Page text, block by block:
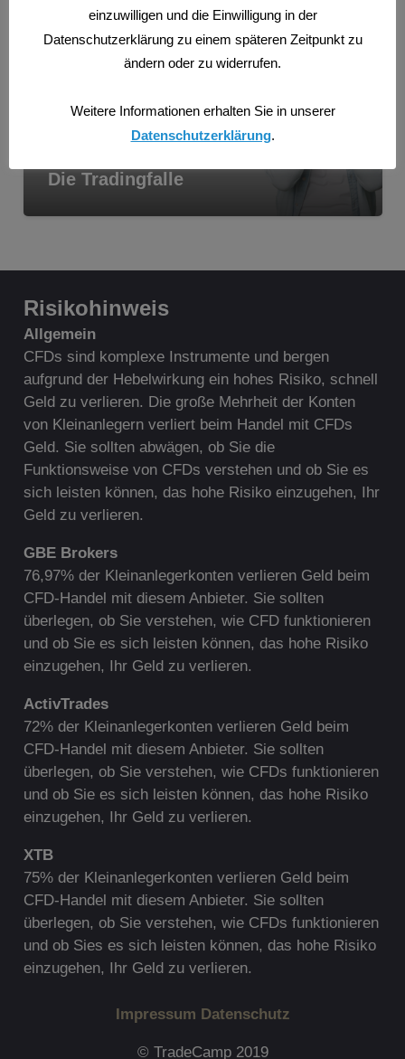
TRADEN NACH MARKTSTRUKTUREN WISSEN
Die Tradingfalle
Risikohinweis
Allgemein
CFDs sind komplexe Instrumente und bergen
aufgrund der Hebelwirkung ein hohes Risiko, schnell
Geld zu verlieren. Die große Mehrheit der Konten
von Kleinanlegern verliert beim Handel mit CFDs
Geld. Sie sollten abwägen, ob Sie die
Funktionsweise von CFDs verstehen und ob Sie es
sich leisten können, das hohe Risiko einzugehen, Ihr
Geld zu verlieren.
G BE Brokers
76,97% der Kleinanlegerkonten verlieren Geld beim
CFD-Handel mit diesem Anbieter. Sie sollten
überlegen, ob Sie verstehen, wie CFD funktionieren
und ob Sie es sich leisten können, das hohe Risiko
einzugehen, Ihr Geld zu verlieren.
ActivTrades
72% der Kleinanlegerkonten verlieren Geld beim
CFD-Handel mit diesem Anbieter. Sie sollten
überlegen, ob Sie verstehen, wie CFDs funktionieren
und ob Sie es sich leisten können, das hohe Risiko
einzugehen, Ihr Geld zu verlieren.
XTB
75% der Kleinanlegerkonten verlieren Geld beim
CFD-Handel mit diesem Anbieter. Sie sollten
überlegen, ob Sie verstehen, wie CFDs funktionieren
und ob Sies es sich leisten können, das hohe Risiko
einzugehen, Ihr Geld zu verlieren.
Impressum Datenschutz
© TradeCamp 2019
einzuwilligen und die Einwilligung in der
Datenschutzerklärung zu einem späteren Zeitpunkt zu
ändern oder zu widerrufen.
Weitere Informationen erhalten Sie in unserer
Datenschutzerklärung.